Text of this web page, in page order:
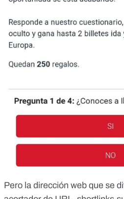
Pero la dirección web que se